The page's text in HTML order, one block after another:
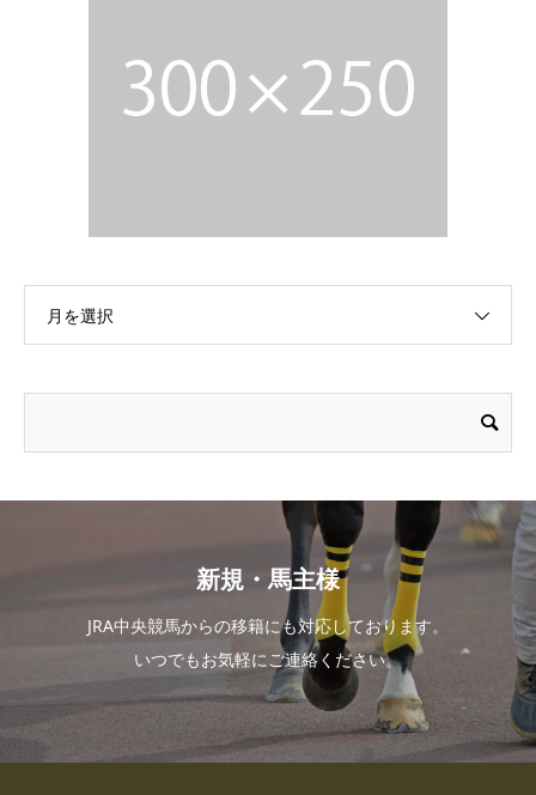
月を選択
新規・馬主様
JRA中央競馬からの移籍にも対応しております。
いつでもお気軽にご連絡ください。